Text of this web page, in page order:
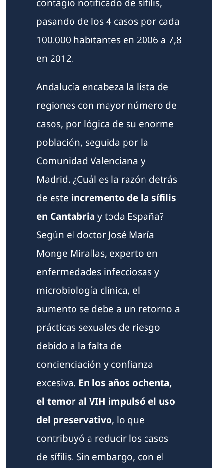
contagio notificado de sífilis,
pasando de los 4 casos por cada
100.000 habitantes en 2006 a 7,8
en 2012.
Andalucía encabeza la lista de
regiones con mayor número de
casos, por lógica de su enorme
población, seguida por la
Comunidad Valenciana y
Madrid. ¿Cuál es la razón detrás
de este incremento de la sífilis
en Cantabria y toda España?
Según el doctor José María
Monge Mirallas, experto en
enfermedades infecciosas y
microbiología clínica, el
aumento se debe a un retorno a
prácticas sexuales de riesgo
debido a la falta de
concienciación y confianza
excesiva. En los años ochenta,
el temor al VIH impulsó el uso
del preservativo, lo que
contribuyó a reducir los casos
de sífilis. Sin embargo, con el